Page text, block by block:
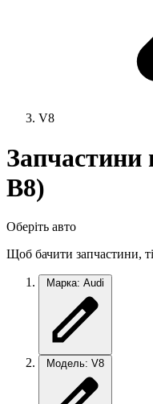
V8
Запчастини
В8)
Оберіть авто
Щоб бачити запчастини,
Марка: Audi
Модель: V8